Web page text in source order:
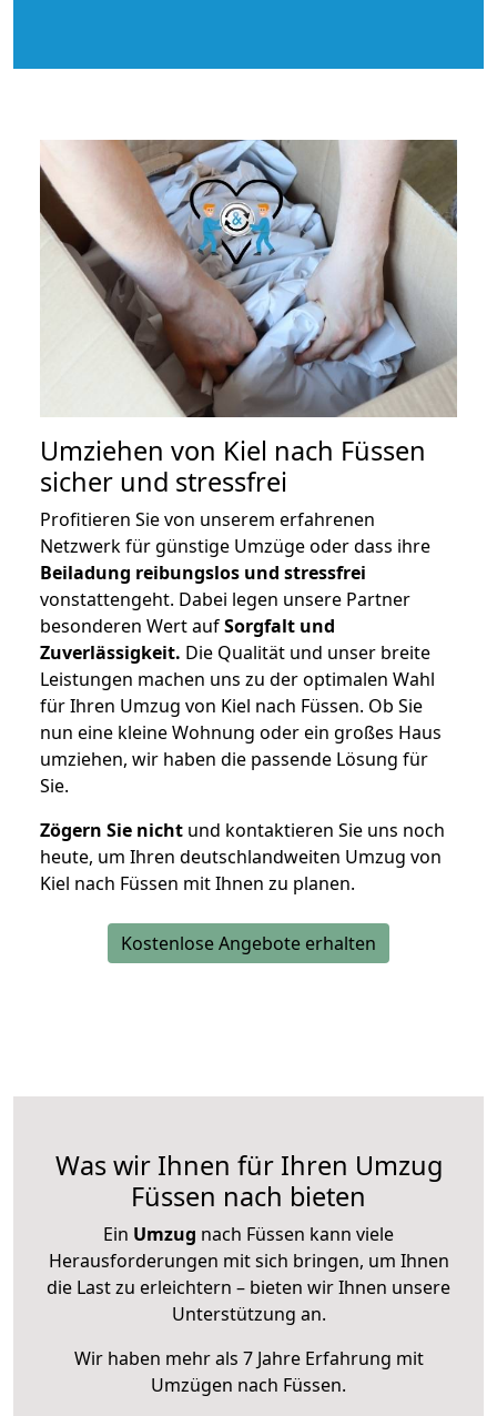
Umziehen von Kiel nach Füssen
sicher und stressfrei
Profitieren Sie von unserem erfahrenen
Netzwerk für günstige Umzüge oder dass ihre
Beiladung reibungslos und stressfrei
vonstattengeht. Dabei legen unsere Partner
besonderen Wert aufSorgfalt und
Zuverlässigkeit. Die Qualität und unser breite
Leistungen machen uns zu der optimalen Wahl
für Ihren Umzug von Kiel nach Füssen. Ob Sie
nun eine kleine Wohnung oder ein großes Haus
umziehen, wir haben die passende Lösung für
Sie.
Zögern Sie nicht und kontaktieren Sie uns noch
heute, um Ihren deutschlandweiten Umzug von
Kiel nach Füssen mit Ihnen zu planen.
Kostenlose Angebote erhalten
Was wir Ihnen für Ihren Umzug
Füssen nach bieten
Ein Umzug nach Füssen kann viele
Herausforderungen mit sich bringen, um Ihnen
die Last zu erleichtern – bieten wir Ihnen unsere
Unterstützung an.
Wir haben mehr als 7 Jahre Erfahrung mit
Umzügen nach Füssen.